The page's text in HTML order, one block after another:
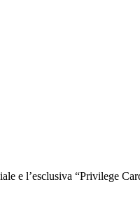
e l’esclusiva “Privilege